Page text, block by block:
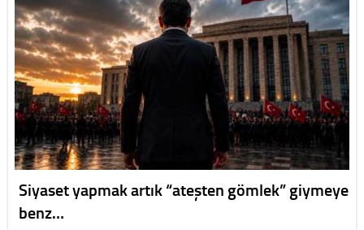
Siyaset yapmak artık “ateşten gömlek” giymeye
benz…